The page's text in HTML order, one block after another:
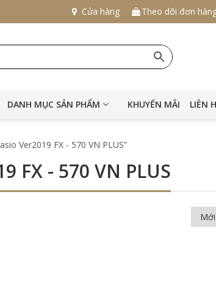
Cửa hàng Theo dõi đơn
DANH MỤC SẢN PHẨM KHUYẾN MÃI LIÊN
Ver2019 FX - 570 VN PLUS”
FX - 570 VN PLUS